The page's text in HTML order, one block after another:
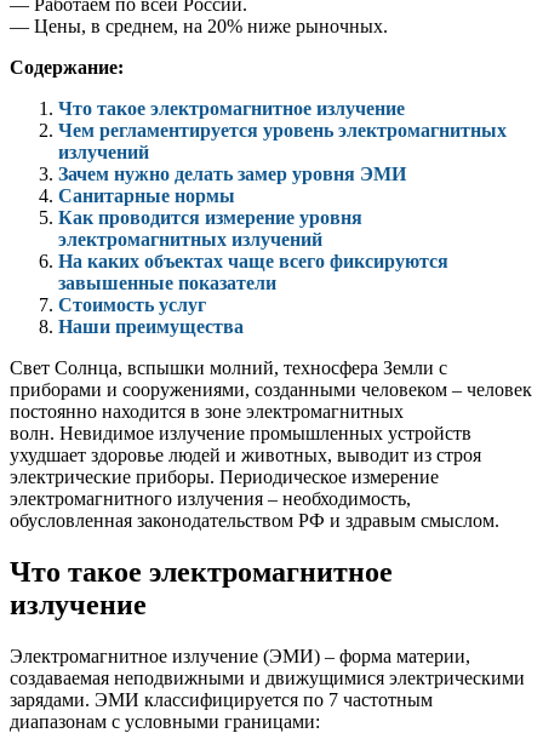
— Работаем по всей России.
— Цены, в среднем, на 20% ниже рыночных.
Содержание:
Что такое электромагнитное излучение
Чем регламентируется уровень электромагнитных
излучений
Зачем нужно делать замер уровня ЭМИ
Санитарные нормы
Как проводится измерение уровня
электромагнитных излучений
На каких объектах чаще всего фиксируются
завышенные показатели
Стоимость услуг
Наши преимущества
Свет Солнца, вспышки молний, техносфера Земли с
приборами и сооружениями, созданными человеком – человек
постоянно находится в зоне электромагнитных
волн. Невидимое излучение промышленных устройств
ухудшает здоровье людей и животных, выводит из строя
электрические приборы. Периодическое измерение
электромагнитного излучения – необходимость,
обусловленная законодательством РФ и здравым смыслом.
Что такое электромагнитное
излучение
Электромагнитное излучение (ЭМИ) – форма материи,
создаваемая неподвижными и движущимися электрическими
зарядами. ЭМИ классифицируется по 7 частотным
диапазонам с условными границами: